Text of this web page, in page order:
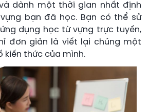
dành một thời gian nhất định
bạn đã học. Bạn có thể sử
dụng học từ vựng trực tuyến,
đơn giản là viết lại chúng một
kiến thức của mình.